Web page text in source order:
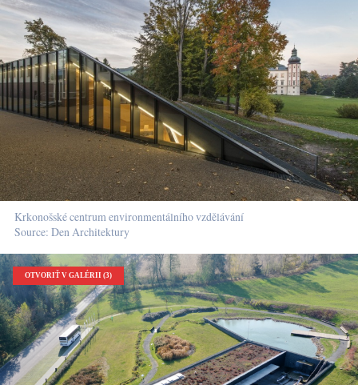
Krkonošské centrum environmentálního vzdělávání
Source: Den Architektury
OTVORIŤ V GALÉRII (3)